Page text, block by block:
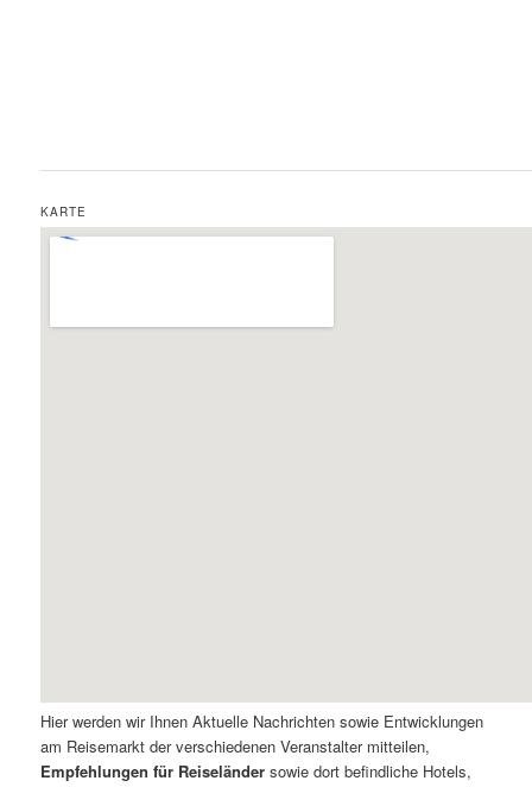
KARTE
Hier werden wir Ihnen Aktuelle Nachrichten sowie Entwicklungen
am Reisemarkt der verschiedenen Veranstalter mitteilen,
Empfehlungen für Reiseländer sowie dort befindliche Hotels,